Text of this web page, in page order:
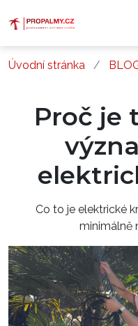
Úvodní stránka
Proč je
Co to je elektrické
minimálně